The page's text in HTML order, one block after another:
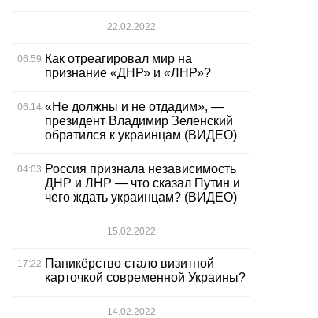
22.02.2022
06:59 Как отреагировал мир на
признание «ДНР» и «ЛНР»?
06:14 «Не должны и не отдадим», —
президент Владимир Зеленский
обратился к украинцам (ВИДЕО)
04:03 Россия признала независимость
ДНР и ЛНР — что сказал Путин и
чего ждать украинцам? (ВИДЕО)
15.02.2022
17:22 Паникёрство стало визитной
карточкой современной Украины?
14.02.2022